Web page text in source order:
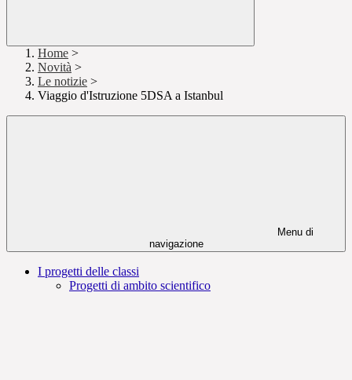
Home >
Novità >
Le notizie >
Viaggio d'Istruzione 5DSA a Istanbul
Menu di
navigazione
I progetti delle classi
Progetti di ambito scientifico